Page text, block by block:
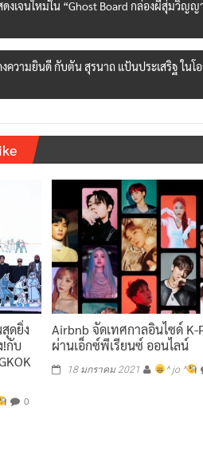
งเจนใหม่ใน “Ghost Board กล่องผีสุ่มวิ
ความยินดี กับตัน สุรนาถ แป้นประเสริฐ ในโ
ดยิ่ง
!กับ
0
Airbnb จัดเทศกาลอินไซด์ K-
ผ่านเอ็กซ์พีเรียนซ์ ออนไลน์
18 มกราคม 2021 ^ jo ^